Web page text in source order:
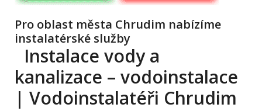
Pro oblast města Chrudim nabízíme
instalatérské služby
Instalace vody a
kanalizace – vodoinstalace
| Vodoinstalatéři Chrudim